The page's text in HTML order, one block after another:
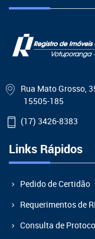
Rua Mato Grosso,
15505-185
(17) 3426-8383
Links Rápidos
Pedido de Certidão
Requerimentos de RI
Consulta de